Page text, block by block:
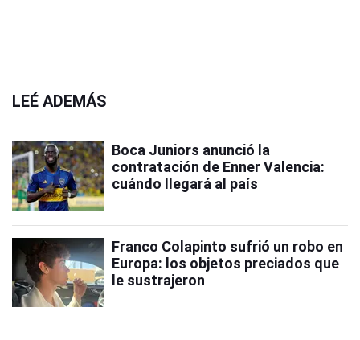
LEÉ ADEMÁS
Boca Juniors anunció la
contratación de Enner Valencia:
cuándo llegará al país
Franco Colapinto sufrió un robo en
Europa: los objetos preciados que
le sustrajeron